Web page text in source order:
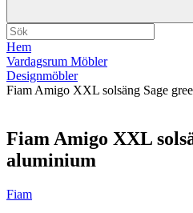
Hem
Vardagsrum Möbler
Designmöbler
Fiam Amigo XXL solsäng Sage
Fiam Amigo XXL
aluminium
Fiam